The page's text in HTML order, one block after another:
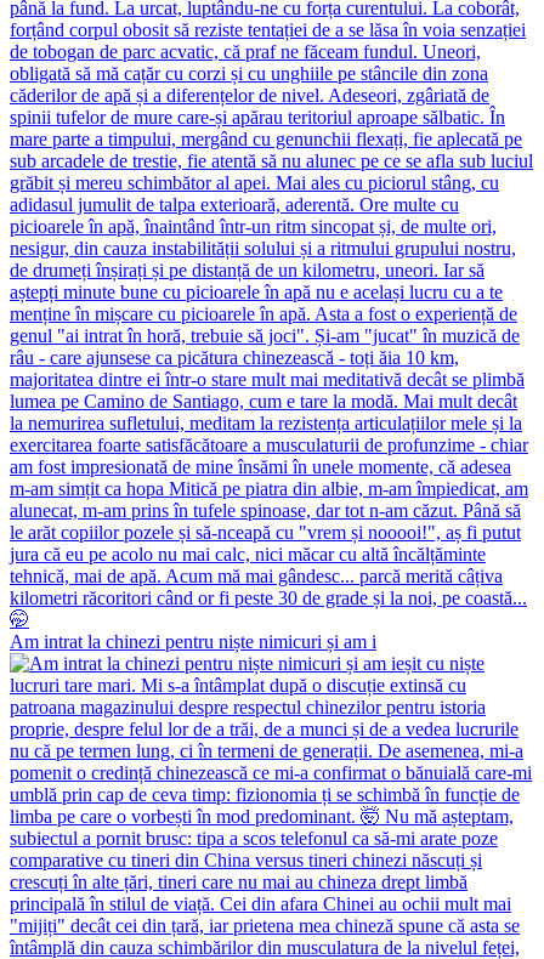
Am intrat la chinezi pentru niște nimicuri și am i